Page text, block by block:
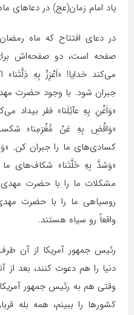
یاد امام زمان(عج) در دعاهای
در دعای افتتاح که ماه
صفحه است، دو صفحه‌اش
می‌کند خدایا! «اَعْزِزْ بِهِ
جبران شود. با وجود حضرت
«وَاَغْنِ بِهِ عآئِلَنا» فقر
«وَاقْضِ بِهِ عَنْ مَُغْرَمِنا»
کسادی‌های ما را جبران کن.
«وَسُدَّ بِهِ خَلَّتَنا» شکاف‌های
مشکلات ما را با حضرت
روسیاهی ما را با حضرت
واقعاً رو سیاه هستند.
رئیس جمهور آمریکا از آن
دنیا را هم دعوت کنند، بعد از
وقتی هم به رئیس جمهور
کشورها را ببینم، همه بله